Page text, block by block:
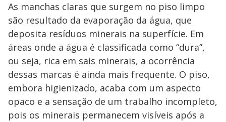
As manchas claras que surgem no piso limpo
são resultado da evaporação da água, que
deposita resíduos minerais na superfície. Em
áreas onde a água é classificada como “dura”,
ou seja, rica em sais minerais, a ocorrência
dessas marcas é ainda mais frequente. O piso,
embora higienizado, acaba com um aspecto
opaco e a sensação de um trabalho incompleto,
pois os minerais permanecem visíveis após a